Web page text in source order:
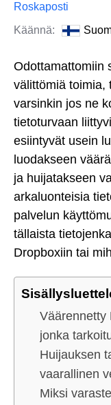
Roskaposti
Käännä:
Odottamattomiin
välittömiä toimia,
varsinkin jos ne
tietoturvaan
esiintyvät usein
luodakseen
ja huijatakseen
arkaluonteisia
palvelun
tällaista
Dropboxiin tai
Väärennetty
jonka
Huijauksen
vaarallinen
Miksi